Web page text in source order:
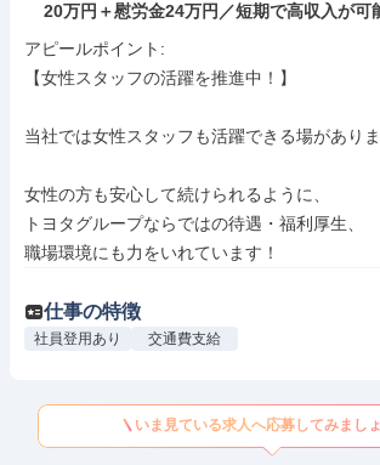
20万円＋慰労金24万円／短期で高収入が可
アピールポイント:
【女性スタッフの活躍を推進中！】
当社では女性スタッフも活躍できる場がありま
女性の方も安心して続けられるように、
トヨタグループならではの待遇・福利厚生、
職場環境にも力をいれています！
仕事の特徴
社員登用あり 交通費支給
いま見ている求人へ応募してみまし